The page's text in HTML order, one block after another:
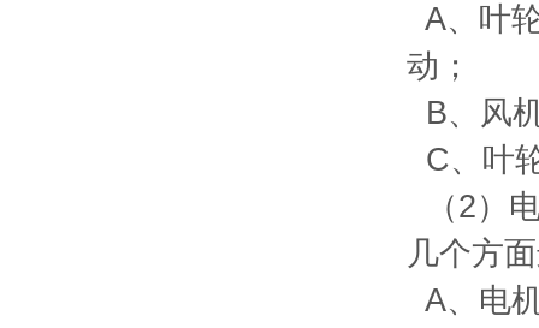
A、叶
动；
B、风
C、叶
（2）
几个方
A、电